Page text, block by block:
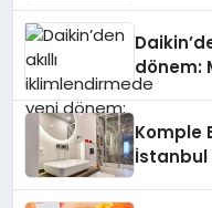
dönem:
Komple
İstanbul